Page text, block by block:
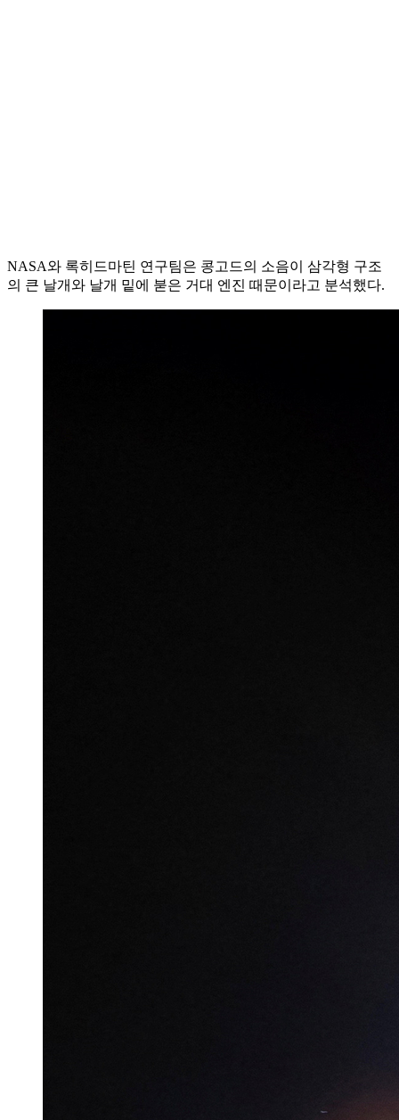
NASA와 록히드마틴 연구팀은 콩고드의 소음이 삼각형 구조
의 큰 날개와 날개 밑에 붇은 거대 엔진 때문이라고 분석했다.